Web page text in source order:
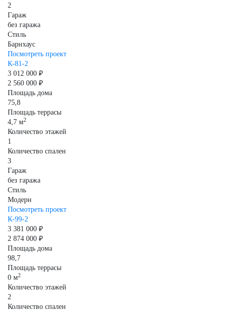
2
Гараж
без гаража
Стиль
Барнхаус
Посмотреть проект
К-81-2
3 012 000 ₽
2 560 000 ₽
Площадь дома
75,8
Площадь террасы
4,7 м2
Количество этажей
1
Количество спален
3
Гараж
без гаража
Стиль
Модерн
Посмотреть проект
К-99-2
3 381 000 ₽
2 874 000 ₽
Площадь дома
98,7
Площадь террасы
0 м2
Количество этажей
2
Количество спален